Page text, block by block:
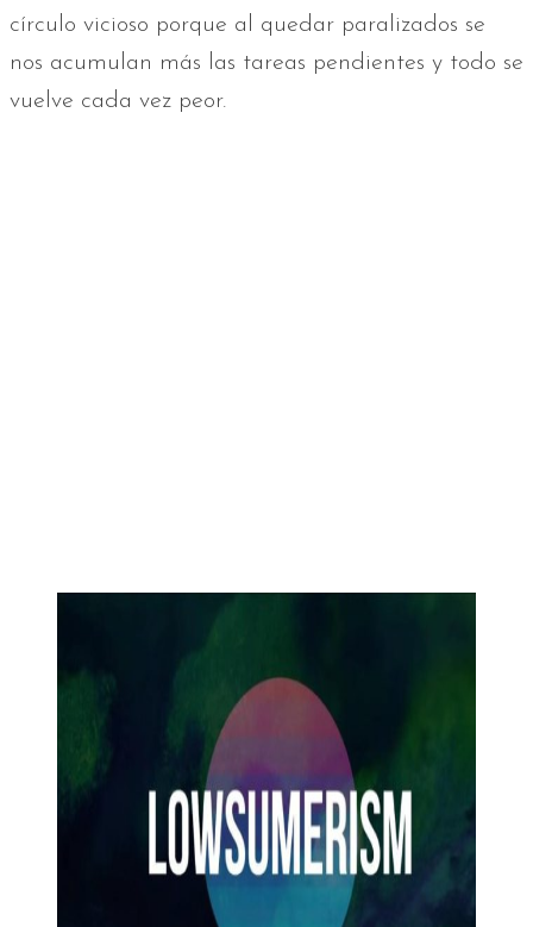
círculo vicioso porque al quedar paralizados se
nos acumulan más las tareas pendientes y todo se
vuelve cada vez peor.